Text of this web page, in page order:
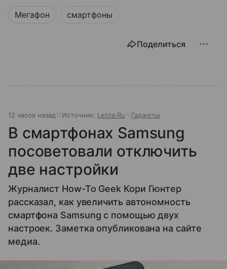
Мегафон смартфоны
Поделиться
12 часов назад Источник: Lenta.Ru Гаджеты
В смартфонах Samsung
посоветовали отключить
две настройки
Журналист How-To Geek Кори Гюнтер
рассказал, как увеличить автономность
смартфона Samsung с помощью двух
настроек. Заметка опубликована на сайте
медиа.